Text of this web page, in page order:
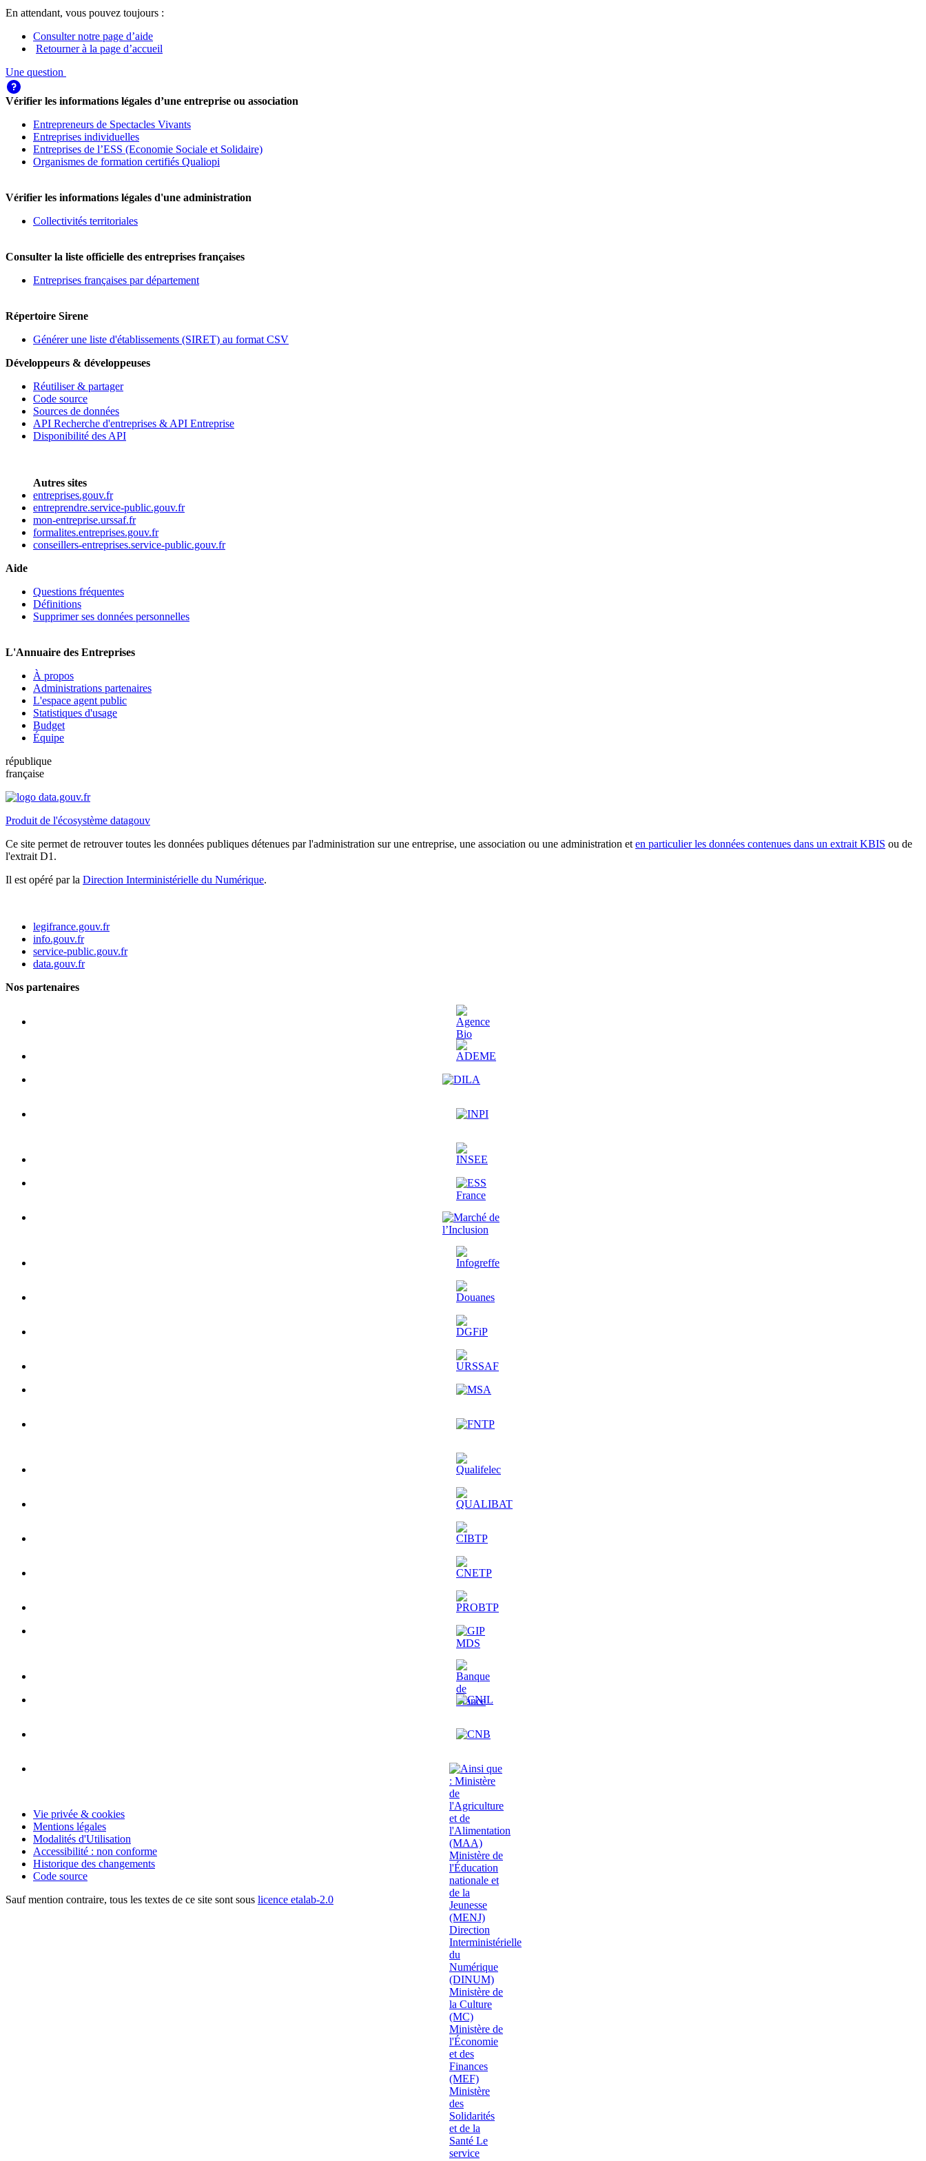
En attendant, vous pouvez toujours :
Consulter notre page d’aide
Retourner à la page d’accueil
Une question
Vérifier les informations légales d’une entreprise ou association
Entrepreneurs de Spectacles Vivants
Entreprises individuelles
Entreprises de l’ESS (Economie Sociale et Solidaire)
Organismes de formation certifiés Qualiopi
Vérifier les informations légales d'une administration
Collectivités territoriales
Consulter la liste officielle des entreprises françaises
Entreprises françaises par département
Répertoire Sirene
Générer une liste d'établissements (SIRET) au format CSV
Développeurs & développeuses
Réutiliser & partager
Code source
Sources de données
API Recherche d'entreprises & API Entreprise
Disponibilité des API
Autres sites
entreprises.gouv.fr
entreprendre.service-public.gouv.fr
mon-entreprise.urssaf.fr
formalites.entreprises.gouv.fr
conseillers-entreprises.service-public.gouv.fr
Aide
Questions fréquentes
Définitions
Supprimer ses données personnelles
L'Annuaire des Entreprises
À propos
Administrations partenaires
L'espace agent public
Statistiques d'usage
Budget
Équipe
république
française
Produit de l'écosystème datagouv
Ce site permet de retrouver toutes les données publiques détenues par l'administration sur une entreprise, une association ou une administration et en particulier les données contenues dans un extrait KBIS ou de
l'extrait D1.
Il est opéré par la Direction Interministérielle du Numérique.
legifrance.gouv.fr
info.gouv.fr
service-public.gouv.fr
data.gouv.fr
Nos partenaires
Vie privée & cookies
Mentions légales
Modalités d'Utilisation
Accessibilité : non conforme
Historique des changements
Code source
Sauf mention contraire, tous les textes de ce site sont sous licence etalab-2.0